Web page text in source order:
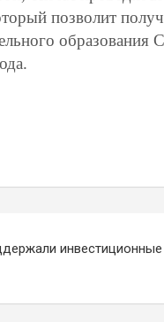
позволит
образования
инвестиционные